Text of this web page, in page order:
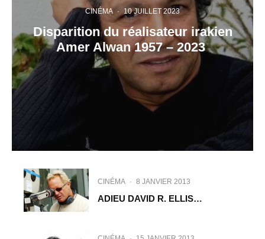
CINÉMA · 10 JUILLET 2023
Disparition du réalisateur irakien
Amer Alwan 1957 – 2023
CINÉMA · 8 JANVIER 2013
ADIEU DAVID R. ELLIS…